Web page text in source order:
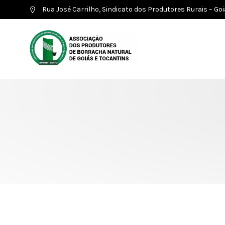
Rua José Carrilho, Sindicato dos Produtores Rurais –